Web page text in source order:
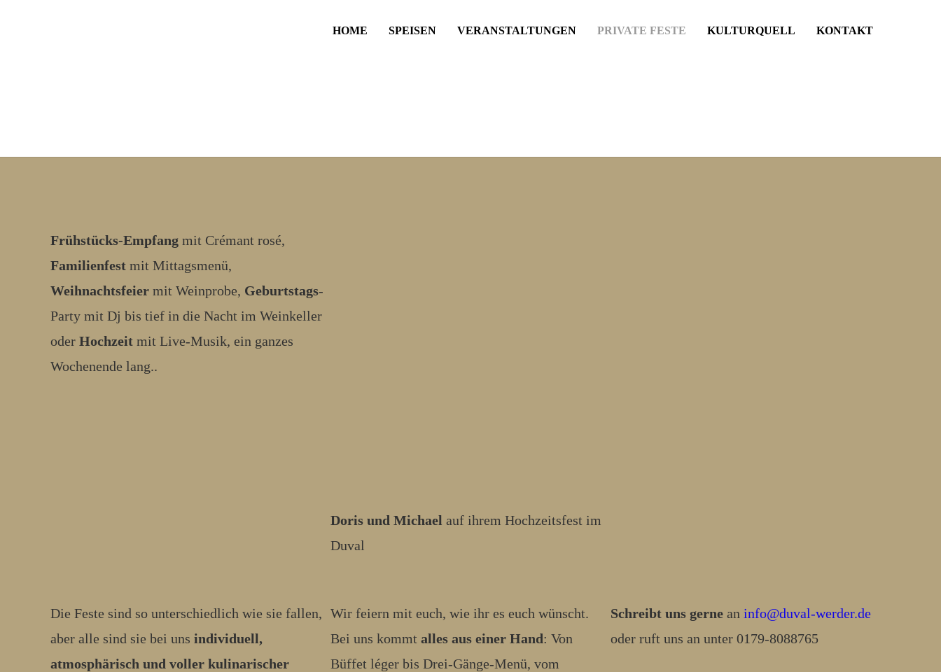
HOME SPEISEN VERANSTALTUNGEN PRIVATE FESTE KULTURQUELL KONTAKT
Frühstücks-Empfang mit Crémant rosé,
Familienfest mit Mittagsmenü,
Weihnachtsfeier mit Weinprobe, Geburtstags-
Party mit Dj bis tief in die Nacht im Weinkeller
oder Hochzeit mit Live-Musik, ein ganzes
Wochenende lang..
Doris und Michael auf ihrem Hochzeitsfest im
Duval
Die Feste sind so unterschiedlich wie sie fallen,
aber alle sind sie bei uns individuell,
atmosphärisch und voller kulinarischer
Wir feiern mit euch, wie ihr es euch wünscht.
Bei uns kommt alles aus einer Hand: Von
Büffet léger bis Drei-Gänge-Menü, vom
Schreibt uns gerne an info@duval-werder.de
oder ruft uns an unter 0179-8088765